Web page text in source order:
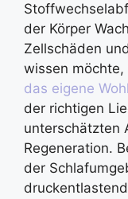
der Körper
Zellschäden
wissen möchte,
das eigene
der richtigen
unterschätzten
Regeneration.
der